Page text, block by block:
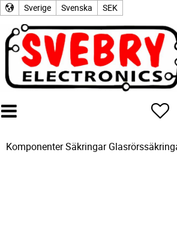
Sverige Svenska SEK
KomponenterSäkringar